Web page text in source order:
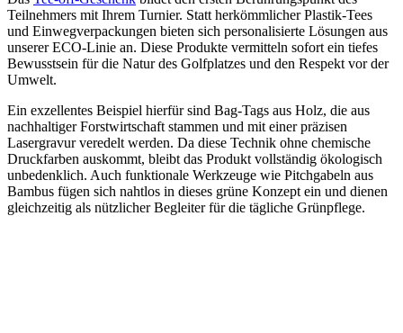
Teilnehmers mit Ihrem Turnier. Statt herkömmlicher Plastik-Tees
und Einwegverpackungen bieten sich personalisierte Lösungen aus
unserer ECO-Linie an. Diese Produkte vermitteln sofort ein tiefes
Bewusstsein für die Natur des Golfplatzes und den Respekt vor der
Umwelt.
Ein exzellentes Beispiel hierfür sind Bag-Tags aus Holz, die aus
nachhaltiger Forstwirtschaft stammen und mit einer präzisen
Lasergravur veredelt werden. Da diese Technik ohne chemische
Druckfarben auskommt, bleibt das Produkt vollständig ökologisch
unbedenklich. Auch funktionale Werkzeuge wie Pitchgabeln aus
Bambus fügen sich nahtlos in dieses grüne Konzept ein und dienen
gleichzeitig als nützlicher Begleiter für die tägliche Grünpflege.